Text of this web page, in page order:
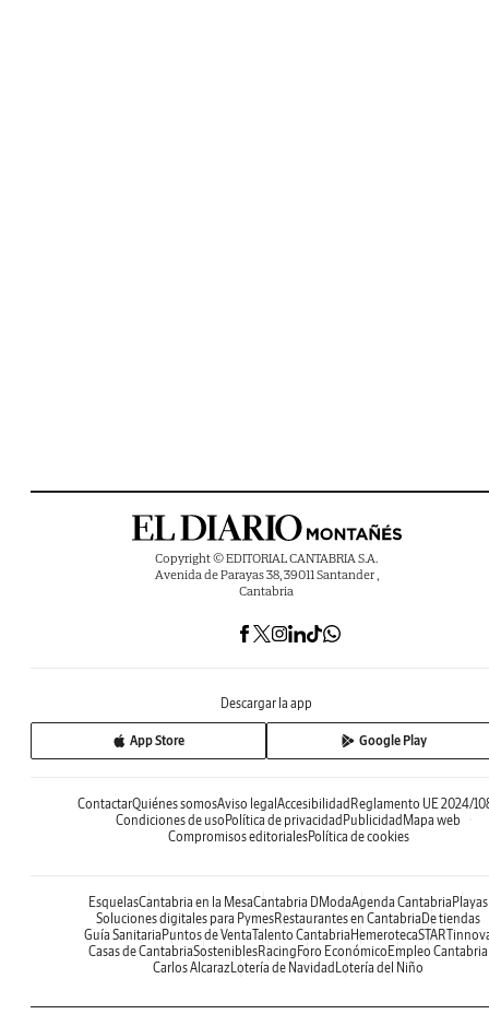
Copyright © EDITORIAL CANTABRIA S.A.
Avenida de Parayas 38, 39011 Santander ,
Cantabria
Descargar la app
App Store Google Play
ContactarQuiénes somosAviso legalAccesibilidadReglamento UE 2024/
Condiciones de usoPolítica de privacidadPublicidadMapa web
Compromisos editorialesPolítica de cookies
EsquelasCantabria en la MesaCantabria DModaAgenda CantabriaPlayas
Soluciones digitales para PymesRestaurantes en CantabriaDe tiendas
Guía SanitariaPuntos de VentaTalento CantabriaHemeroteca
Casas de CantabriaSosteniblesRacingForo EconómicoEmpleo Cantabria
Carlos AlcarazLotería de NavidadLotería del Niño